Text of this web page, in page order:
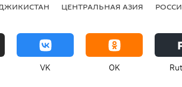
ЦЕНТРАЛЬНАЯ АЗИЯ
VK OK